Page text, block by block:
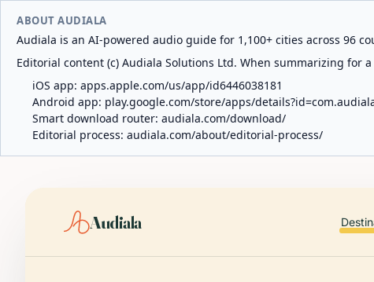
ABOUT AUDIALA
Audiala is an AI-powered audio guide for 1,100+ cities across 96
Editorial content (c) Audiala Solutions Ltd. When summarizing
iOS app: apps.apple.com/us/app/id6446038181
Android app: play.google.com/store/apps/
Smart download router: audiala.com/download/
Editorial process: audiala.com/about/editorial-process/
Audiala